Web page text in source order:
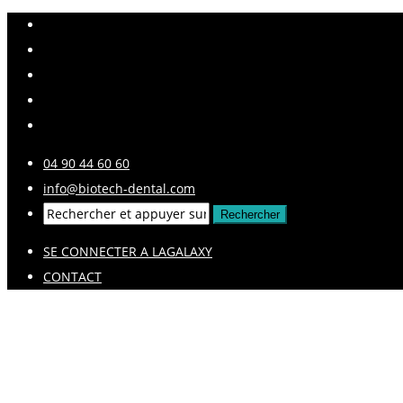
04 90 44 60 60
info@biotech-dental.com
SE CONNECTER A LAGALAXY
CONTACT